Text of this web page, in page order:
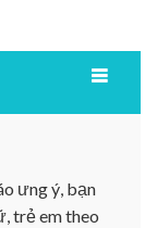
ưng ý, bạn
trẻ em theo